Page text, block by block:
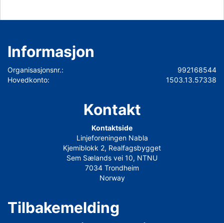
Informasjon
Organisasjonsnr.:
992168544
Hovedkonto:
1503.13.57338
Kontakt
Kontaktside
Linjeforeningen Nabla
Kjemiblokk 2, Realfagsbygget
Sem Sælands vei 10, NTNU
7034 Trondheim
Norway
Tilbakemelding